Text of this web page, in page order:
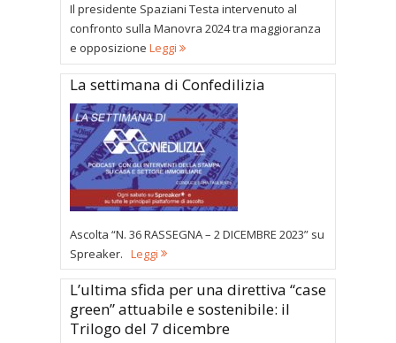
Il presidente Spaziani Testa intervenuto al
confronto sulla Manovra 2024 tra maggioranza
e opposizione Leggi
La settimana di Confedilizia
Ascolta “N. 36 RASSEGNA – 2 DICEMBRE 2023” su
Spreaker. Leggi
L’ultima sfida per una direttiva “case
green” attuabile e sostenibile: il
Trilogo del 7 dicembre